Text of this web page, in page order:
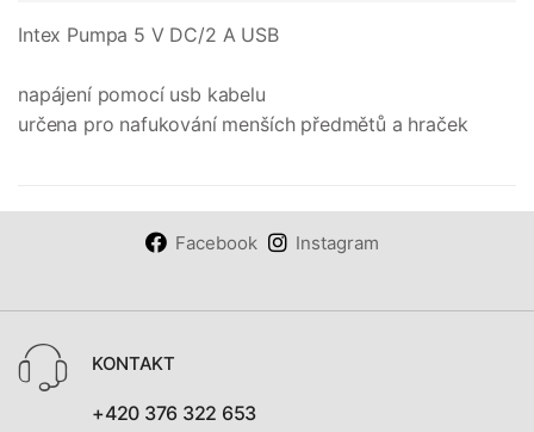
Intex Pumpa 5 V DC/2 A USB
napájení pomocí usb kabelu
určena pro nafukování menších předmětů a hraček
Facebook Instagram
KONTAKT
+420 376 322 653